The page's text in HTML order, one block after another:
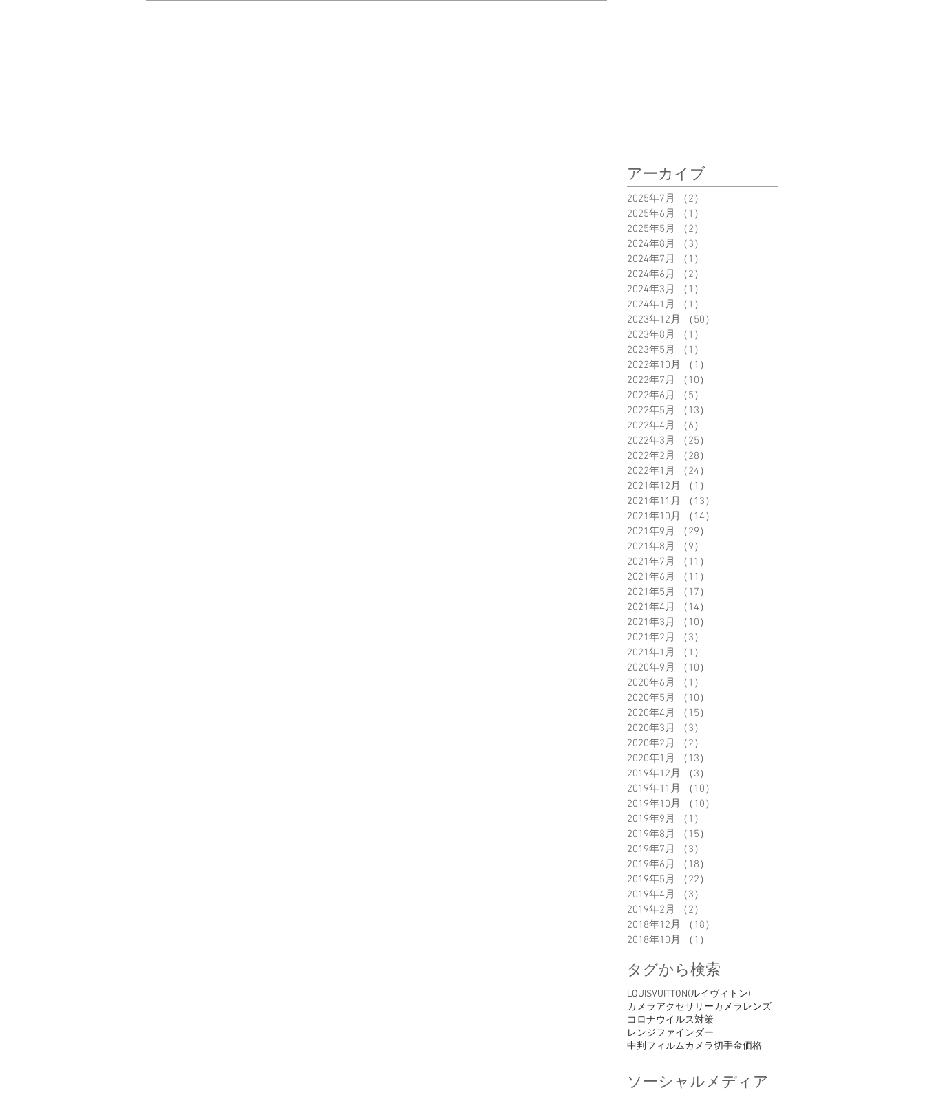
アーカイブ
2025年7月 （2）
2025年6月
（1）
2025年5月
（2）
2024年8月
（3）
2024年7月
（1）
2024年6月
（2）
2024年3月
（1）
2024年1月
（1）
2023年12月
（50）
2023年8月
（1）
2023年5月
（1）
2022年10月
（1）
2022年7月
（10）
2022年6月
（5）
2022年5月
（13）
2022年4月
（6）
2022年3月
（25）
2022年2月
（28）
2022年1月
（24）
2021年12月
（1）
2021年11月
（13）
2021年10月
（14）
2021年9月
（29）
2021年8月
（9）
2021年7月
（11）
2021年6月
（11）
2021年5月
（17）
2021年4月
（14）
2021年3月
（10）
2021年2月
（3）
2021年1月
（1）
2020年9月
（10）
2020年6月
（1）
2020年5月
（10）
2020年4月
（15）
2020年3月
（3）
2020年2月
（2）
2020年1月
（13）
2019年12月
（3）
2019年11月
（10）
2019年10月
（10）
2019年9月
（1）
2019年8月
（15）
2019年7月
（3）
2019年6月
（18）
2019年5月
（22）
2019年4月
（3）
2019年2月
（2）
2018年12月
（18）
2018年10月
（1）
タグから検索
LOUISVUITTON(ルイヴィトン)
カメラアクセサリーカメラレンズ
コロナウイルス対策
レンジファインダー
中判フィルムカメラ切手金価格
ソーシャルメディア